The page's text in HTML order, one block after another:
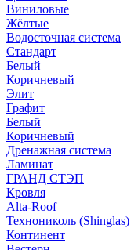
Виниловые
Жёлтые
Водосточная система
Стандарт
Белый
Коричневый
Элит
Графит
Белый
Коричневый
Дренажная система
Ламинат
ГРАНД СТЭП
Кровля
Alta-Roof
Технониколь (Shinglas)
Континент